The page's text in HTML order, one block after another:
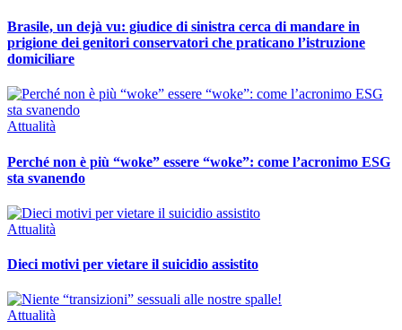
Brasile, un dejà vu: giudice di sinistra cerca di mandare in
prigione dei genitori conservatori che praticano l’istruzione
domiciliare
Attualità
Perché non è più “woke” essere “woke”: come l’acronimo ESG
sta svanendo
Attualità
Dieci motivi per vietare il suicidio assistito
Attualità